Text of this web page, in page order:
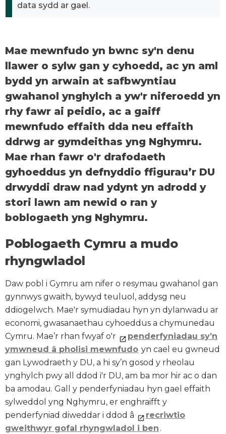
data sydd ar gael.
Mae mewnfudo yn bwnc sy'n denu
llawer o sylw gan y cyhoedd, ac yn aml
bydd yn arwain at safbwyntiau
gwahanol ynghylch a yw'r niferoedd yn
rhy fawr ai peidio, ac a gaiff
mewnfudo effaith dda neu effaith
ddrwg ar gymdeithas yng Nghymru.
Mae rhan fawr o'r drafodaeth
gyhoeddus yn defnyddio ffigurau’r DU
drwyddi draw nad ydynt yn adrodd y
stori lawn am newid o ran y
boblogaeth yng Nghymru.
Poblogaeth Cymru a mudo
rhyngwladol
Daw pobl i Gymru am nifer o resymau gwahanol gan
gynnwys gwaith, bywyd teuluol, addysg neu
ddiogelwch. Mae'r symudiadau hyn yn dylanwadu ar
economi, gwasanaethau cyhoeddus a chymunedau
Cymru. Mae’r rhan fwyaf o'r
penderfyniadau sy’n
ymwneud â pholisi mewnfudo yn cael eu gwneud
gan Lywodraeth y DU, a hi sy’n gosod y rheolau
ynghylch pwy all ddod i'r DU, am ba mor hir ac o dan
ba amodau. Gall y penderfyniadau hyn gael effaith
sylweddol yng Nghymru, er enghraifft y
penderfyniad diweddar i ddod â
recriwtio
gweithwyr gofal rhyngwladol i ben .